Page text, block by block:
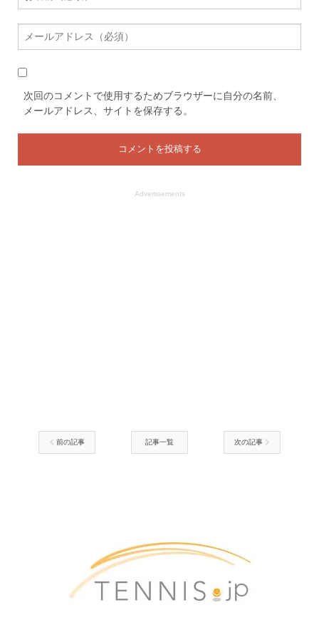
次回のコメントで使用するためブラウザーに自分の名前、
メールアドレス、サイトを保存する。
Advertisements
前の記事 記事一覧 次の記事